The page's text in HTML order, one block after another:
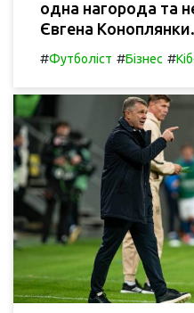
одна нагорода та
Євгена Коноплянки.
#Футболіст #Бізнес #